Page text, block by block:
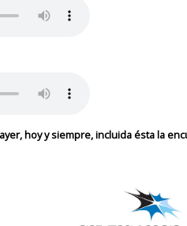
hoy y siempre, incluida ésta la